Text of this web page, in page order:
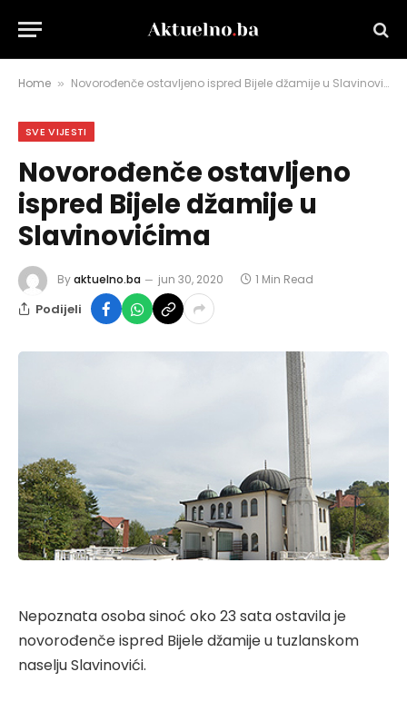
Home » Novorođenče ostavljeno ispred Bijele džamije u Slavinovićima
SVE VIJESTI
Novorođenče ostavljeno
ispred Bijele džamije u
Slavinovićima
Byaktuelno.ba jun 30, 2020 1 Min Read
Podijeli
Nepoznata osoba sinoć oko 23 sata ostavila je
novorođenče ispred Bijele džamije u tuzlanskom
naselju Slavinovići.